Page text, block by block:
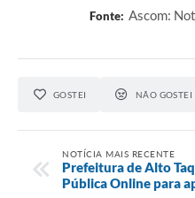
Fonte: Ascom:
GOSTEI NÃO GOSTEI
NOTÍCIA MAIS RECENTE
Prefeitura de Alto
Pública Online para